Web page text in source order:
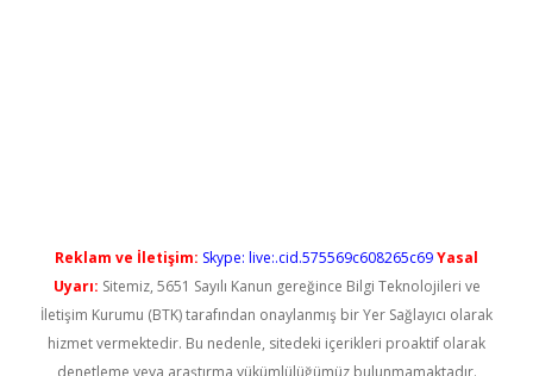
Reklam ve İletişim: Skype: live:.cid.575569c608265c69Yasal
Uyarı: Sitemiz, 5651 Sayılı Kanun gereğince Bilgi Teknolojileri ve
İletişim Kurumu (BTK) tarafından onaylanmış bir Yer Sağlayıcı olarak
hizmet vermektedir. Bu nedenle, sitedeki içerikleri proaktif olarak
denetleme veya araştırma yükümlülüğümüz bulunmamaktadır.